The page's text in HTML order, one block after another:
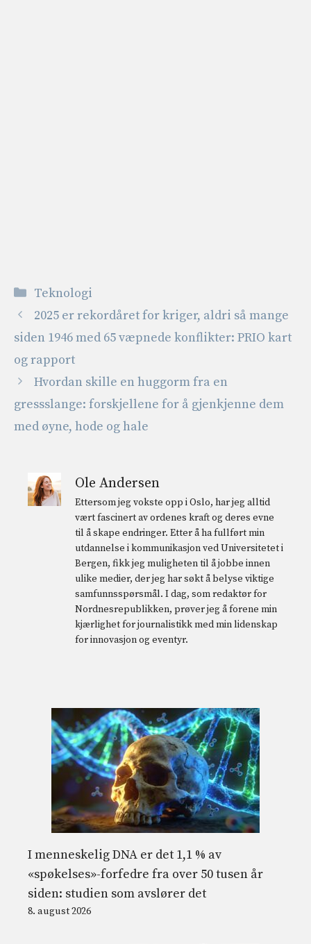
Kategorier
Teknologi
2025 er rekordåret for kriger, aldri så mange
siden 1946 med 65 væpnede konflikter: PRIO kart
og rapport
Hvordan skille en huggorm fra en
gressslange: forskjellene for å gjenkjenne dem
med øyne, hode og hale
Ole Andersen
Ettersom jeg vokste opp i Oslo, har jeg alltid
vært fascinert av ordenes kraft og deres evne
til å skape endringer. Etter å ha fullført min
utdannelse i kommunikasjon ved Universitetet i
Bergen, fikk jeg muligheten til å jobbe innen
ulike medier, der jeg har søkt å belyse viktige
samfunnsspørsmål. I dag, som redaktør for
Nordnesrepublikken, prøver jeg å forene min
kjærlighet for journalistikk med min lidenskap
for innovasjon og eventyr.
I menneskelig DNA er det 1,1 % av
«spøkelses»-forfedre fra over 50 tusen år
siden: studien som avslører det
8. august 2026